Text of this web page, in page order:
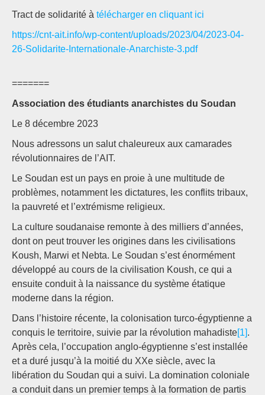
Tract de solidarité à télécharger en cliquant ici
https://cnt-ait.info/wp-content/uploads/2023/04/2023-04-
26-Solidarite-Internationale-Anarchiste-3.pdf
=======
Association des étudiants anarchistes du Soudan
Le 8 décembre 2023
Nous adressons un salut chaleureux aux camarades
révolutionnaires de l’AIT.
Le Soudan est un pays en proie à une multitude de
problèmes, notamment les dictatures, les conflits tribaux,
la pauvreté et l’extrémisme religieux.
La culture soudanaise remonte à des milliers d’années,
dont on peut trouver les origines dans les civilisations
Koush, Marwi et Nebta. Le Soudan s’est énormément
développé au cours de la civilisation Koush, ce qui a
ensuite conduit à la naissance du système étatique
moderne dans la région.
Dans l’histoire récente, la colonisation turco-égyptienne a
conquis le territoire, suivie par la révolution mahadiste[1].
Après cela, l’occupation anglo-égyptienne s’est installée
et a duré jusqu’à la moitié du XXe siècle, avec la
libération du Soudan qui a suivi. La domination coloniale
a conduit dans un premier temps à la formation de partis